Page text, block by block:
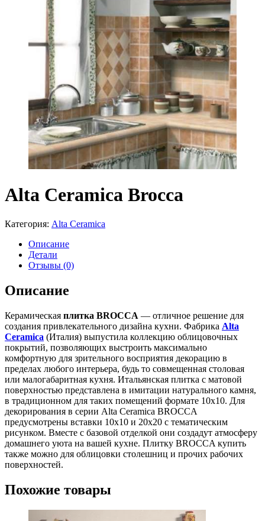
Alta Ceramica Brocca
Категория: Alta Ceramica
Описание
Детали
Отзывы (0)
Описание
Керамическая плитка BROCCA — отличное решение для
создания привлекательного дизайна кухни. Фабрика Alta
Ceramica (Италия) выпустила коллекцию облицовочных
покрытий, позволяющих выстроить максимально
комфортную для зрительного восприятия декорацию в
пределах любого интерьера, будь то совмещенная столовая
или малогабаритная кухня. Итальянская плитка с матовой
поверхностью представлена в имитации натурального камня,
в традиционном для таких помещений формате 10х10. Для
декорирования в серии Alta Ceramica BROCCA
предусмотрены вставки 10х10 и 20х20 с тематическим
рисунком. Вместе с базовой отделкой они создадут атмосферу
домашнего уюта на вашей кухне. Плитку BROCCA купить
также можно для облицовки столешниц и прочих рабочих
поверхностей.
Похожие товары